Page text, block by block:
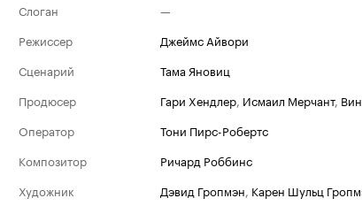
Слоган
—
Режиссер
Джеймс Айвори
Сценарий
Тама Яновиц
Продюсер
Гари Хендлер, Исмаил Мерчант,
Оператор
Тони Пирс-Робертс
Композитор
Ричард Роббинс
Художник
Дэвид Гропмэн, Карен Шульц